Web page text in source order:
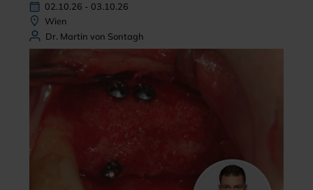
02.10.26 - 03.10.26
Wien
Dr. Martin von Sontagh